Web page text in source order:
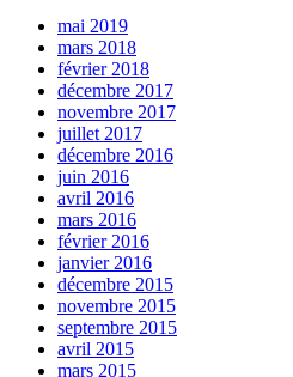
mai 2019
mars 2018
février 2018
décembre 2017
novembre 2017
juillet 2017
décembre 2016
juin 2016
avril 2016
mars 2016
février 2016
janvier 2016
décembre 2015
novembre 2015
septembre 2015
avril 2015
mars 2015